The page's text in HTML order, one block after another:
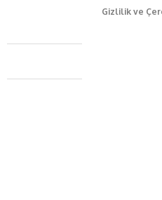
Gizlilik ve
Caferağa Mah. Dr. Şakir
+90 543 345 46 00